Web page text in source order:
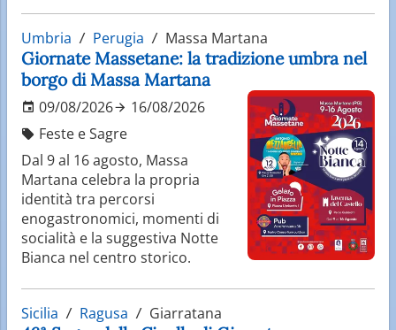
Umbria Perugia Massa Martana
Giornate Massetane: la tradizione umbra nel
borgo di Massa Martana
09/08/2026
16/08/2026
Feste e Sagre
Dal 9 al 16 agosto, Massa
Martana celebra la propria
identità tra percorsi
enogastronomici, momenti di
socialità e la suggestiva Notte
Bianca nel centro storico.
Sicilia Ragusa Giarratana